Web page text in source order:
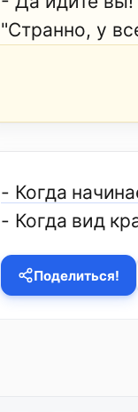
"Странно, у
- Когда
- Когда вид
Поделиться!